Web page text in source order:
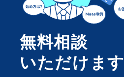
無料相談
いただけます